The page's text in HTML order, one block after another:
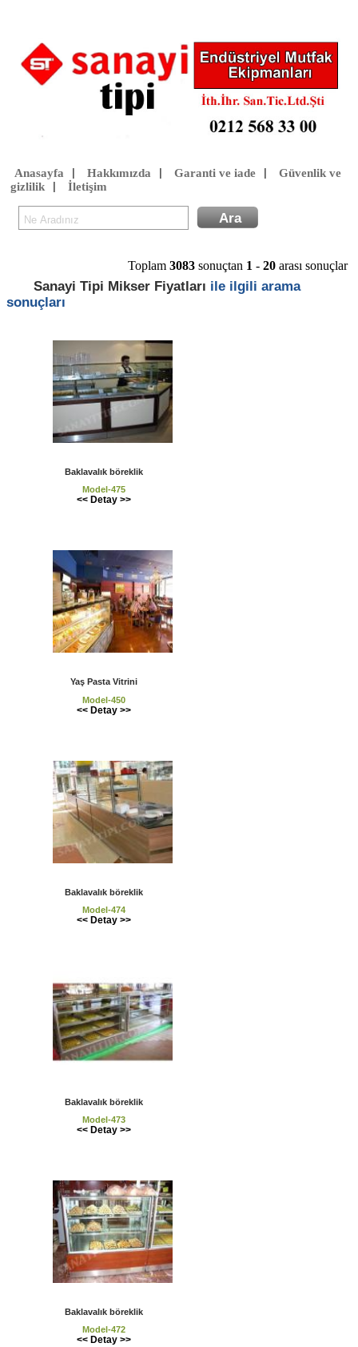
Anasayfa Hakkımızda Garanti ve iade
Güvenlik ve
gizlilik| İletişim
Toplam 3083 sonuçtan 1 - 20 arası sonuçlar
Sanayi Tipi Mikser Fiyatları ile ilgili arama
sonuçları
Baklavalık böreklik
Model-475
<< Detay >>
Yaş Pasta Vitrini
Model-450
<< Detay >>
Baklavalık böreklik
Model-474
<< Detay >>
Baklavalık böreklik
Model-473
<< Detay >>
Baklavalık böreklik
Model-472
<< Detay >>